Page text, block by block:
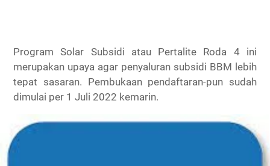
Program Solar Subsidi atau Pertalite Roda 4 ini
merupakan upaya agar penyaluran subsidi BBM lebih
tepat sasaran. Pembukaan pendaftaran-pun sudah
dimulai per 1 Juli 2022 kemarin.